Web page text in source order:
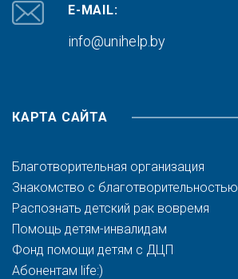
E-MAIL:
info@unihelp.by
КАРТА САЙТА
Благотворительная организация
Знакомство с благотворительностью
Распознать детский рак вовремя
Помощь детям-инвалидам
Фонд помощи детям с ДЦП
Абонентам life:)